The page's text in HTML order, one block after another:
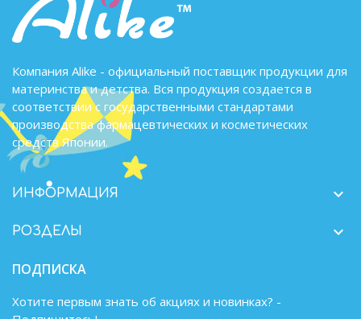
Компания Alike - официальный поставщик продукции для
материнства и детства. Вся продукция создается в
соответствии с государственными стандартами
производства фармацевтических и косметических
средств Японии.
ИНФОРМАЦИЯ 
РОЗДЕЛЫ 
ПОДПИСКА
Хотите первым знать об акциях и новинках? -